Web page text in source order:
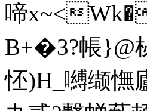
啼x~<
B+�3?帳}@
怌)H_嚩缬